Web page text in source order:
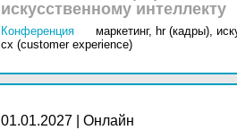
искусственному интеллекту
Конференция маркетинг, hr (кадры),
cx (customer experience)
01.01.2027 | Онлайн